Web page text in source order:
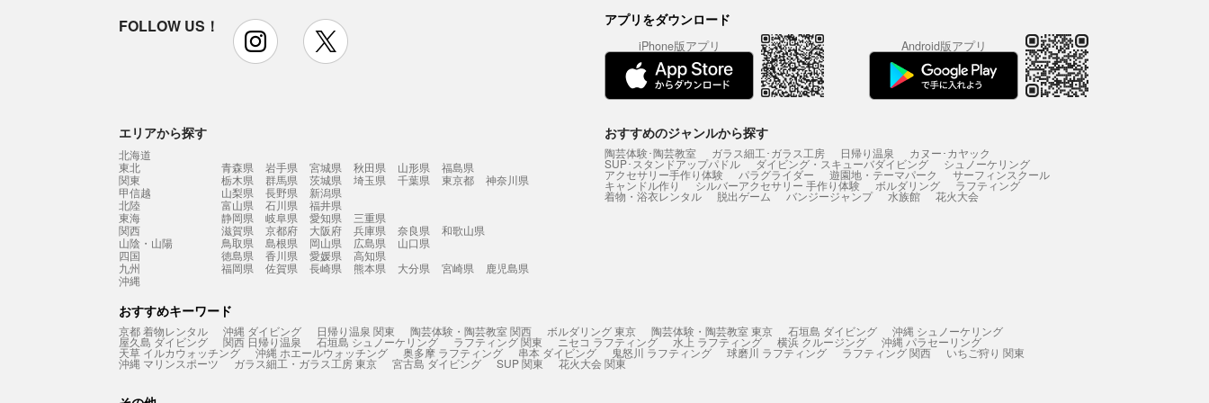
FOLLOW US！ instagram アプリをダウンロード
iPhone版アプリ Android版アプリ
エリアから探す
北海道
東北
青森県 岩手県 宮城県 秋田県 山形県
福島県
関東
栃木県 群馬県 茨城県 埼玉県 千葉県 東京都
神奈川県
甲信越
山梨県 長野県
新潟県
北陸
富山県 石川県
福井県
東海
静岡県 岐阜県 愛知県
三重県
関西
滋賀県 京都府 大阪府 兵庫県 奈良県
和歌山県
山陰・山陽
鳥取県 島根県 岡山県 広島県
山口県
四国
徳島県 香川県 愛媛県
高知県
九州
福岡県 佐賀県 長崎県 熊本県 大分県 宮崎県
鹿児島県
沖縄
おすすめのジャンルから探す
陶芸体験･陶芸教室 ガラス細工･ガラス工房 日帰り温泉 カヌー･カヤック
SUP･スタンドアップパドル ダイビング・スキューバダイビング シュノーケリング
アクセサリー手作り体験 パラグライダー 遊園地・テーマパーク サーフィンスクール
キャンドル作り シルバーアクセサリー 手作り体験 ボルダリング ラフティング
着物・浴衣レンタル 脱出ゲーム バンジージャンプ 水族館 花火大会
おすすめキーワード
京都 着物レンタル 沖縄 ダイビング 日帰り温泉 関東 陶芸体験・陶芸教室 関西 ボルダリング 東京 陶芸体験・陶芸教室 東京 石垣島 ダイビング 沖縄 シュノーケリング
屋久島 ダイビング 関西 日帰り温泉 石垣島 シュノーケリング ラフティング 関東 ニセコ ラフティング 水上 ラフティング 横浜 クルージング 沖縄 パラセーリング
天草 イルカウォッチング 沖縄 ホエールウォッチング 奥多摩 ラフティング 串本 ダイビング 鬼怒川 ラフティング 球磨川 ラフティング ラフティング 関西 いちご狩り 関東
沖縄 マリンスポーツ ガラス細工・ガラス工房 東京 宮古島 ダイビング SUP 関東 花火大会 関東